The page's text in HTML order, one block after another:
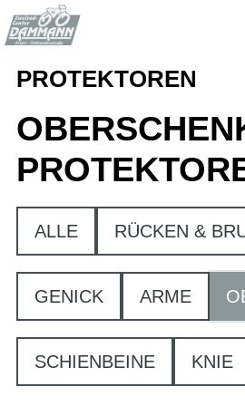
PROTEKTOREN
ALLE RÜCKEN &
GENICK ARME
SCHIENBEINE KNIE